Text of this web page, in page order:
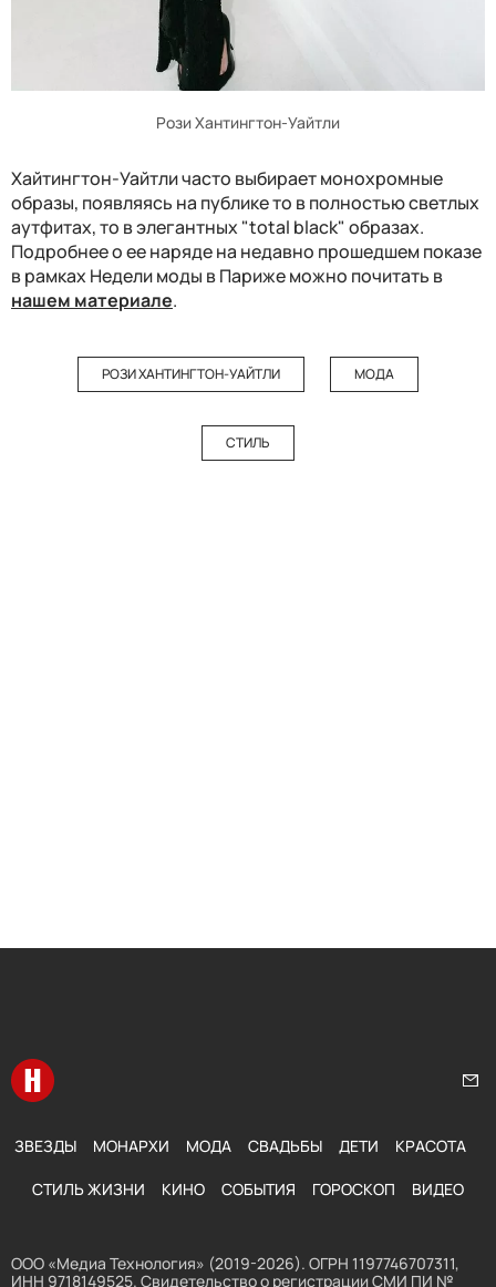
Рози Хантингтон-Уайтли
Хайтингтон-Уайтли часто выбирает монохромные
образы, появляясь на публике то в полностью светлых
аутфитах, то в элегантных "total black" образах.
Подробнее о ее наряде на недавно прошедшем показе
в рамках Недели моды в Париже можно почитать в
нашем материале.
РОЗИ ХАНТИНГТОН-УАЙТЛИ МОДА
СТИЛЬ
Перейти на главную
ЗВЕЗДЫ МОНАРХИ МОДА СВАДЬБЫ ДЕТИ КРАСОТА
СТИЛЬ ЖИЗНИ КИНО СОБЫТИЯ ГОРОСКОП ВИДЕО
ООО «Медиа Технология» (2019-2026). ОГРН 1197746707311,
ИНН 9718149525. Свидетельство о регистрации СМИ ПИ №